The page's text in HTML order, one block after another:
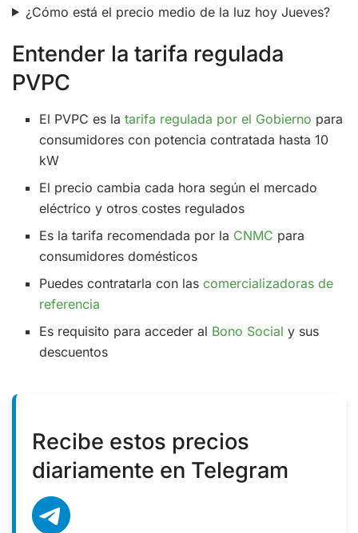
¿Cómo está el precio medio de la luz hoy Jueves?
Entender la tarifa regulada
PVPC
El PVPC es latarifa regulada por el Gobierno para
consumidores con potencia contratada hasta 10
kW
El precio cambia cada hora según el mercado
eléctrico y otros costes regulados
Es la tarifa recomendada por la CNMC para
consumidores domésticos
Puedes contratarla con lascomercializadoras de
referencia
Es requisito para acceder al Bono Social y sus
descuentos
Recibe estos precios
diariamente en Telegram